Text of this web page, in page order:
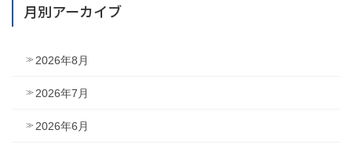
月別アーカイブ
2026年8月
2026年7月
2026年6月